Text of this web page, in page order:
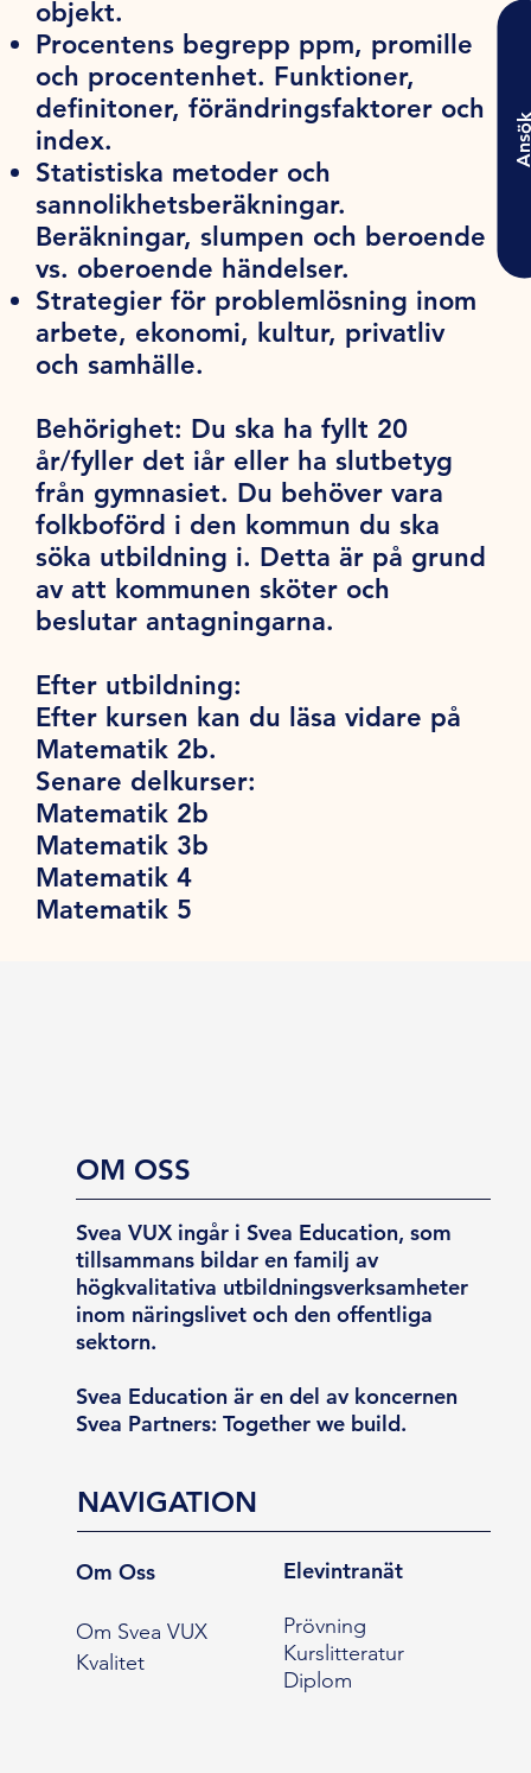
objekt.
Procentens begrepp ppm, promille
och procentenhet. Funktioner,
definitoner, förändringsfaktorer och
index.
Statistiska metoder och
sannolikhetsberäkningar.
Beräkningar, slumpen och beroende
vs. oberoende händelser.
Strategier för problemlösning inom
arbete, ekonomi, kultur, privatliv
och samhälle.
Behörighet: Du ska ha fyllt 20
år/fyller det iår eller ha slutbetyg
från gymnasiet. Du behöver vara
folkboförd i den kommun du ska
söka utbildning i. Detta är på grund
av att kommunen sköter och
beslutar antagningarna.
Efter utbildning:
Efter kursen kan du läsa vidare på
Matematik 2b.
Senare delkurser:
Matematik 2b
Matematik 3b
Matematik 4
Matematik 5
OM OSS
Svea VUX ingår i Svea Education, som
tillsammans bildar en familj av
högkvalitativa utbildningsverksamheter
inom näringslivet och den offentliga
sektorn.
Svea Education är en del av koncernen
Svea Partners: Together we build.
NAVIGATION
Om Oss
Om Svea VUX
Kvalitet
Elevintranät
Prövning
Kurslitteratur
Diplom